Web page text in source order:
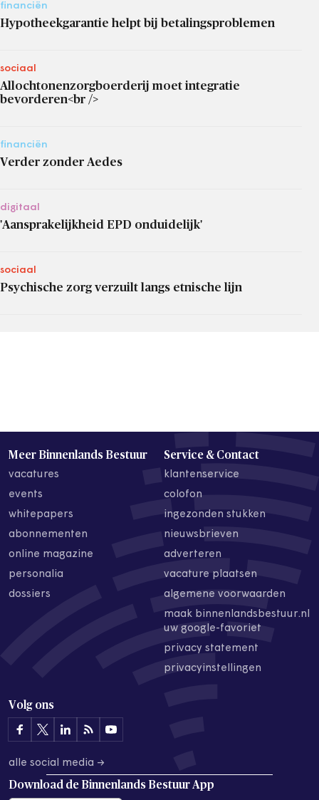
financiën
Hypotheekgarantie helpt bij betalingsproblemen
sociaal
Allochtonenzorgboerderij moet integratie
bevorderen<br />
financiën
Verder zonder Aedes
digitaal
'Aansprakelijkheid EPD onduidelijk'
sociaal
Psychische zorg verzuilt langs etnische lijn
Meer Binnenlands Bestuur
vacatures
events
whitepapers
abonnementen
online magazine
personalia
dossiers
Service & Contact
klantenservice
colofon
ingezonden stukken
nieuwsbrieven
adverteren
vacature plaatsen
algemene voorwaarden
maak binnenlandsbestuur.nl
uw google-favoriet
privacy statement
privacyinstellingen
Volg ons
alle social media →
Download de Binnenlands Bestuur App